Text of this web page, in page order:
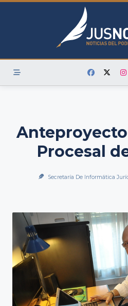
Skip
Procesal
Secretaría De Informática